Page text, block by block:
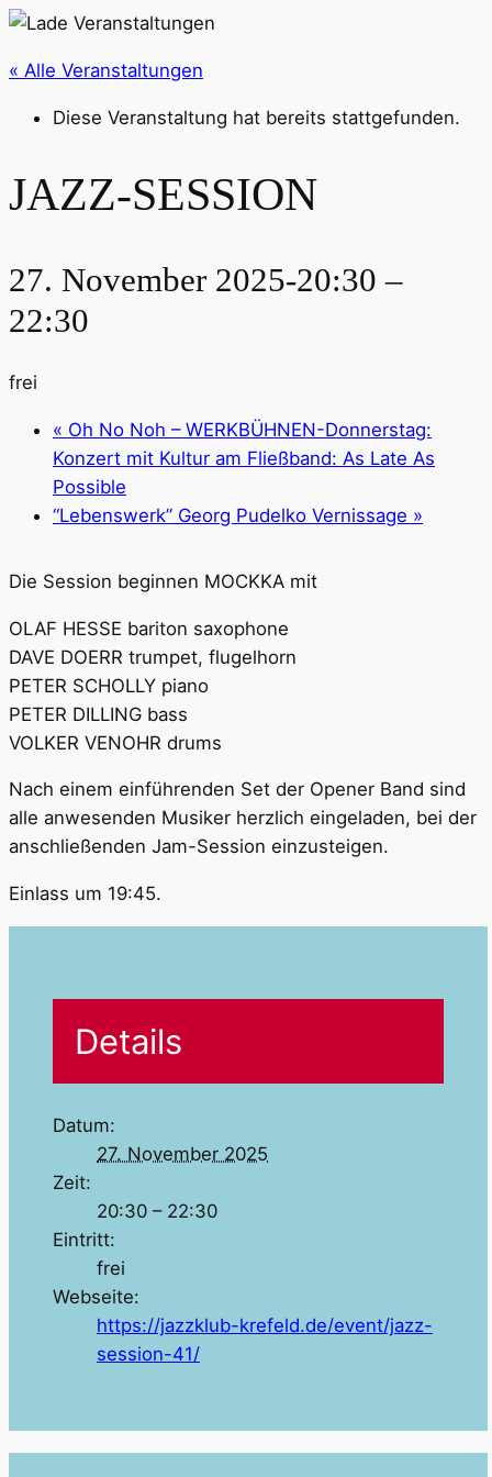
« Alle Veranstaltungen
Diese Veranstaltung hat bereits stattgefunden.
JAZZ-SESSION
27. November 2025-20:30 –
22:30
frei
« Oh No Noh – WERKBÜHNEN-Donnerstag:
Konzert mit Kultur am Fließband: As Late As
Possible
“Lebenswerk” Georg Pudelko Vernissage »
Die Session beginnen MOCKKA mit
OLAF HESSE bariton saxophone
DAVE DOERR trumpet, flugelhorn
PETER SCHOLLY piano
PETER DILLING bass
VOLKER VENOHR drums
Nach einem einführenden Set der Opener Band sind
alle anwesenden Musiker herzlich eingeladen, bei der
anschließenden Jam-Session einzusteigen.
Einlass um 19:45.
Details
Datum:
27. November 2025
Zeit:
20:30 – 22:30
Eintritt:
frei
Webseite:
https://jazzklub-krefeld.de/event/jazz-
session-41/